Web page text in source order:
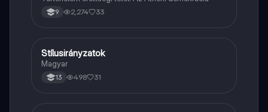
9 2,274 33
Magyar
Stílusirányzatok
Magyar
13 498 31